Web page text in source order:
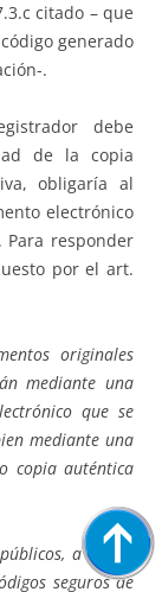
citado – que
generado
.
debe
de la copia
obligaría al
electrónico
responder
por el art.
originales
mediante una
que se
mediante una
copia auténtica
a través
seguros de